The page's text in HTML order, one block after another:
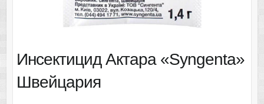
Инсектицид Актара «Syngenta»
Швейцария